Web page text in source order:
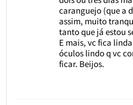
caranguejo (que a
assim, muito
tanto que já estou
E mais, vc fica
óculos lindo q vc
ficar. Beijos.